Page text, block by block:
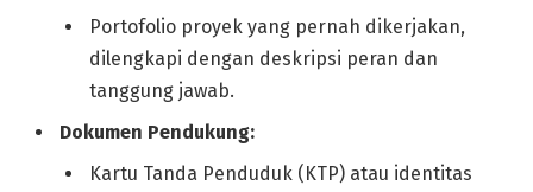
Portofolio proyek yang pernah dikerjakan,
dilengkapi dengan deskripsi peran dan
tanggung jawab.
Dokumen Pendukung:
Kartu Tanda Penduduk (KTP) atau identitas